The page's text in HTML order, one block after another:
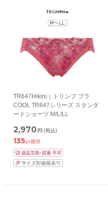
TR647Hikini｜トリンプ ブラ
COOL TR647シリーズ スタンダ
ードショーツ M/L/LL
2,970円 (税込)
135pt獲得